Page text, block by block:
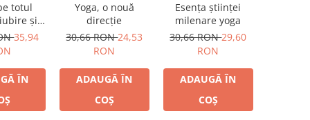
totul
şi
35,94
ÎN
Yoga, o nouă
direcție
30,66 RON24,53
RON
ADAUGĂ ÎN
COȘ
Esența științei
milenare yoga
30,66 RON29,60
RON
ADAUGĂ ÎN
COȘ